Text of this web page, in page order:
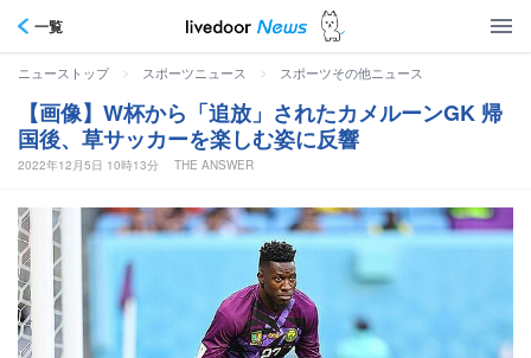
一覧
ニューストップ > スポーツニュース > スポーツその他ニュース
【画像】W杯から「追放」されたカメルーンGK 帰
国後、草サッカーを楽しむ姿に反響
2022年12月5日 10時13分 THE ANSWER